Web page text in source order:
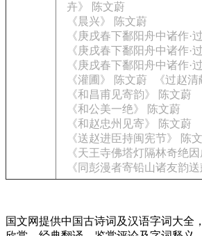
卉》 陈文蔚
《晨兴》 陈文蔚
《庚戌春下鄱阳舟中诸作·
《庚戌春下鄱阳舟中诸作·
《庚戌春下鄱阳舟中诸作·
《灌圃》 陈文蔚
《过赵
《和昌甫见寄韵》 陈文蔚
《和公美一绝》 陈文蔚
《和赵忠州见寄》 陈文蔚
《送赵进臣持闽宪节》 陈
《天王寺佛塔灯隔林奇绝
《同彭漫者寄铅山诸友韵
国文网提供中国古诗词及汉语字词大全